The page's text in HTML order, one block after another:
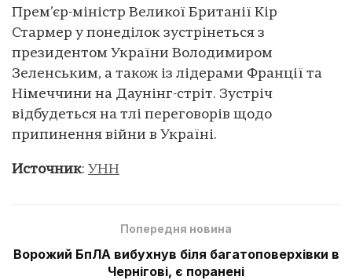
Прем’єр-міністр Великої Британії Кір
Стармер у понеділок зустрінеться з
президентом України Володимиром
Зеленським, а також із лідерами Франції та
Німеччини на Даунінг-стріт. Зустріч
відбудеться на тлі переговорів щодо
припинення війни в Україні.
Источник: УНН
Попередня новина
Ворожий БпЛА вибухнув біля багатоповерхівки в
Чернігові, є поранені